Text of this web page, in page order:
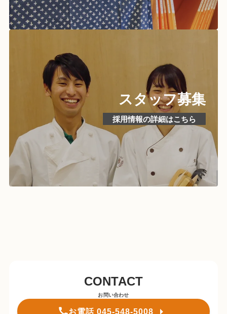
スタッフ募集
採用情報の詳細はこちら
CONTACT
お問い合わせ
お電話 045-548-5008